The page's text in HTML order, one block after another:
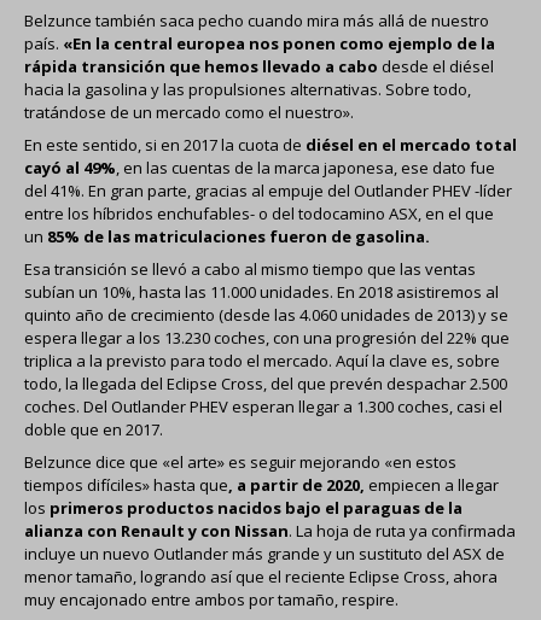
Belzunce también saca pecho cuando mira más allá de nuestro
país. «En la central europea nos ponen como ejemplo de la
rápida transición que hemos llevado a cabo desde el diésel
hacia la gasolina y las propulsiones alternativas. Sobre todo,
tratándose de un mercado como el nuestro».
En este sentido, si en 2017 la cuota de diésel en el mercado total
cayó al 49%, en las cuentas de la marca japonesa, ese dato fue
del 41%. En gran parte, gracias al empuje del Outlander PHEV -líder
entre los híbridos enchufables- o del todocamino ASX, en el que
un 85% de las matriculaciones fueron de gasolina.
Esa transición se llevó a cabo al mismo tiempo que las ventas
subían un 10%, hasta las 11.000 unidades. En 2018 asistiremos al
quinto año de crecimiento (desde las 4.060 unidades de 2013) y se
espera llegar a los 13.230 coches, con una progresión del 22% que
triplica a la previsto para todo el mercado. Aquí la clave es, sobre
todo, la llegada del Eclipse Cross, del que prevén despachar 2.500
coches. Del Outlander PHEV esperan llegar a 1.300 coches, casi el
doble que en 2017.
Belzunce dice que «el arte» es seguir mejorando «en estos
tiempos difíciles» hasta que, a partir de 2020, empiecen a llegar
los primeros productos nacidos bajo el paraguas de la
alianza con Renault y con Nissan. La hoja de ruta ya confirmada
incluye un nuevo Outlander más grande y un sustituto del ASX de
menor tamaño, logrando así que el reciente Eclipse Cross, ahora
muy encajonado entre ambos por tamaño, respire.